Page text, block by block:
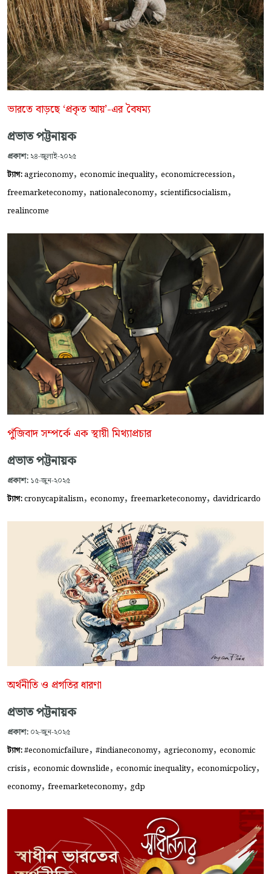
ভারতে বাড়ছে ‘প্রকৃত আয়’-এর বৈষম্য
প্রভাত পট্টনায়ক
প্রকাশ: ২৪-জুলাই-২০২৫
ট্যাগ:agrieconomy, economic inequality, economicrecession,
freemarketeconomy, nationaleconomy, scientificsocialism,
realincome
পুঁজিবাদ সম্পর্কে এক স্থায়ী মিথ্যাপ্রচার
প্রভাত পট্টনায়ক
প্রকাশ: ১৫-জুন-২০২৫
ট্যাগ:cronycapitalism, economy, freemarketeconomy, davidricardo
অর্থনীতি ও প্রগতির ধারণা
প্রভাত পট্টনায়ক
প্রকাশ: ০২-জুন-২০২৫
ট্যাগ:#economicfailure, #indianeconomy, agrieconomy, economic
crisis, economic downslide, economic inequality, economicpolicy,
economy, freemarketeconomy, gdp